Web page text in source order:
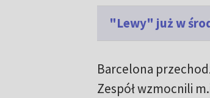
"Lewy" już w
Barcelona
Zespół wzmocnili